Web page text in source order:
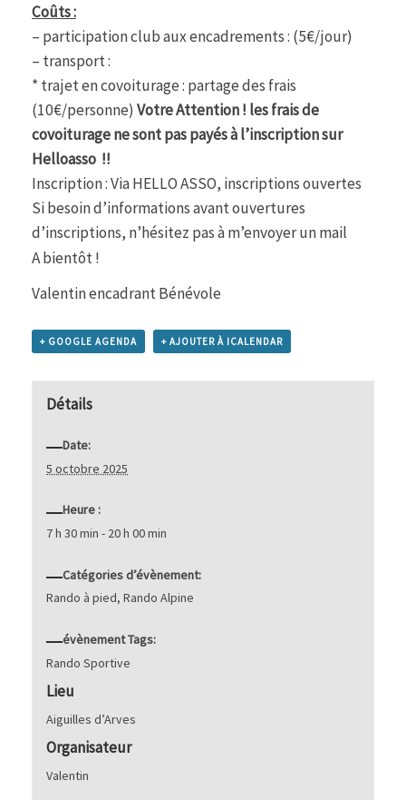
Coûts :
– participation club aux encadrements : (5€/jour)
– transport :
* trajet en covoiturage : partage des frais
(10€/personne) Votre Attention ! les frais de
covoiturage ne sont pas payés à l’inscription sur
Helloasso !!
Inscription :Via HELLO ASSO, inscriptions ouvertes
Si besoin d’informations avant ouvertures
d’inscriptions, n’hésitez pas à m’envoyer un mail
A bientôt !
Valentin encadrant Bénévole
+ GOOGLE AGENDA + AJOUTER À ICALENDAR
Détails
Date:
5 octobre 2025
Heure :
7 h 30 min - 20 h 00 min
Catégories d’évènement:
Rando à pied,Rando Alpine
évènement Tags:
Rando Sportive
Lieu
Aiguilles d’Arves
Organisateur
Valentin